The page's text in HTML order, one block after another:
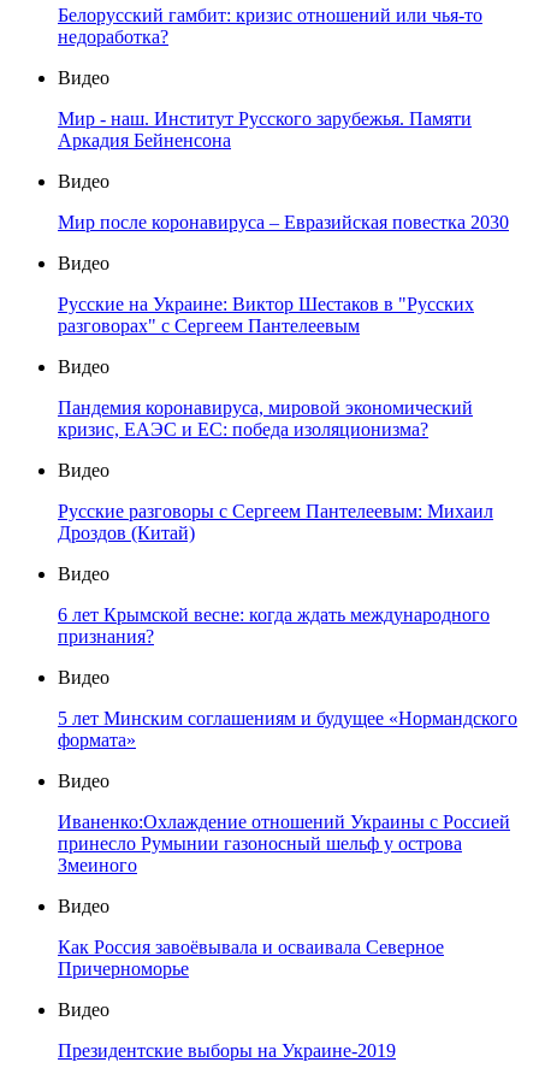
Белорусский гамбит: кризис отношений или чья-то
недоработка?
Видео
Мир - наш. Институт Русского зарубежья. Памяти
Аркадия Бейненсона
Видео
Мир после коронавируса – Евразийская повестка 2030
Видео
Русские на Украине: Виктор Шестаков в "Русских
разговорах" с Сергеем Пантелеевым
Видео
Пандемия коронавируса, мировой экономический
кризис, ЕАЭС и ЕС: победа изоляционизма?
Видео
Русские разговоры с Сергеем Пантелеевым: Михаил
Дроздов (Китай)
Видео
6 лет Крымской весне: когда ждать международного
признания?
Видео
5 лет Минским соглашениям и будущее «Нормандского
формата»
Видео
Иваненко:Охлаждение отношений Украины с Россией
принесло Румынии газоносный шельф у острова
Змеиного
Видео
Как Россия завоёвывала и осваивала Северное
Причерноморье
Видео
Президентские выборы на Украине-2019